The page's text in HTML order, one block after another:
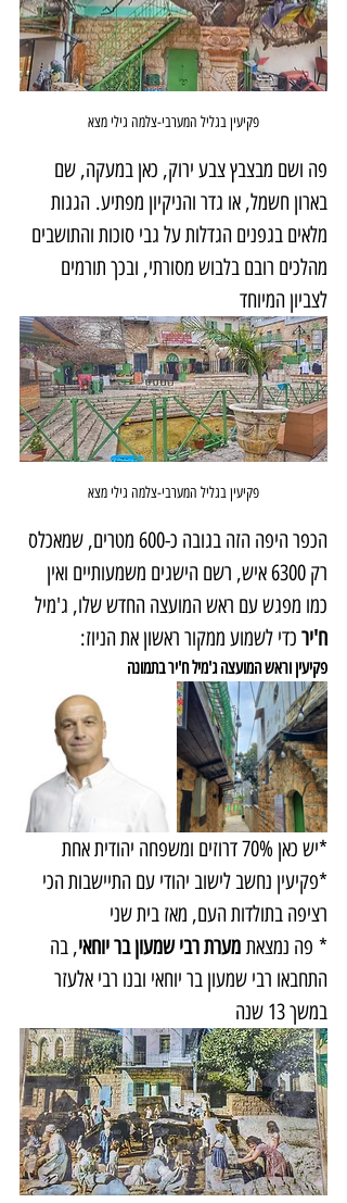
פקיעין בגליל המערבי-צלמה גילי מצא
פה ושם מבצבץ צבע ירוק, כאן במעקה, שם
בארון חשמל, או גדר והניקיון מפתיע. הגגות
מלאים בגפנים הגדלות על גבי סוכות והתושבים
מהלכים רובם בלבוש מסורתי, ובכך תורמים
לצביון המיוחד
פקיעין בגליל המערבי-צלמה גילי מצא
הכפר היפה הזה בגובה כ-600 מטרים, שמאכלס
רק 6300 איש, רשם הישגים משמעותיים ואין
כמו מפגש עם ראש המועצה החדש שלו, ג'מיל
ח'יר כדי לשמוע ממקור ראשון את הניוז:
פקיעין וראש המועצה ג'מיל ח'יר בתמונה
*יש כאן 70% דרוזים ומשפחה יהודית אחת
*פקיעין נחשב לישוב יהודי עם התיישבות הכי
רציפה בתולדות העם, מאז בית שני
* פה נמצאת מערת רבי שמעון בר יוחאי, בה
התחבאו רבי שמעון בר יוחאי ובנו רבי אלעזר
במשך 13 שנה